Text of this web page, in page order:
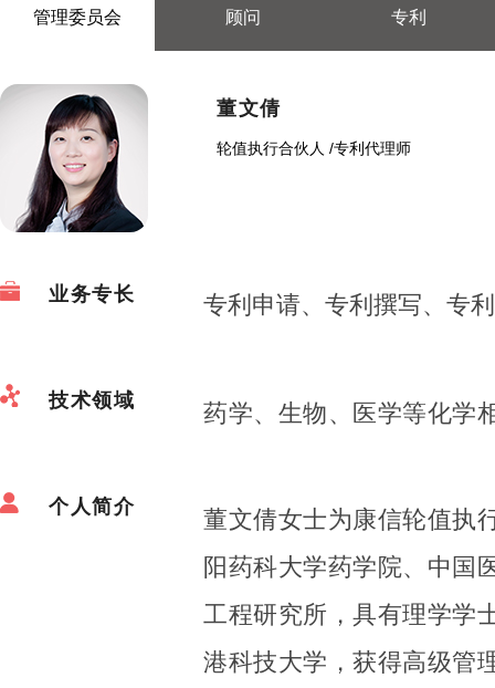
管理委员会 顾问 专利
董文倩
轮值执行合伙人 /专利代理师
业务专长 专利申请、专利撰写、专
技术领域 药学、生物、医学等化学
个人简介
董文倩女士为康信轮值执
阳药科大学药学院、中国
工程研究所，具有理学学
港科技大学，获得高级管